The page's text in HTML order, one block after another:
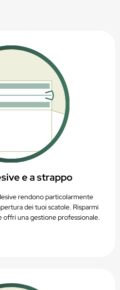
offset o flessografica
e a strappo
rendono particolarmente
dei tuoi scatole. Risparmi
offri una gestione professionale.